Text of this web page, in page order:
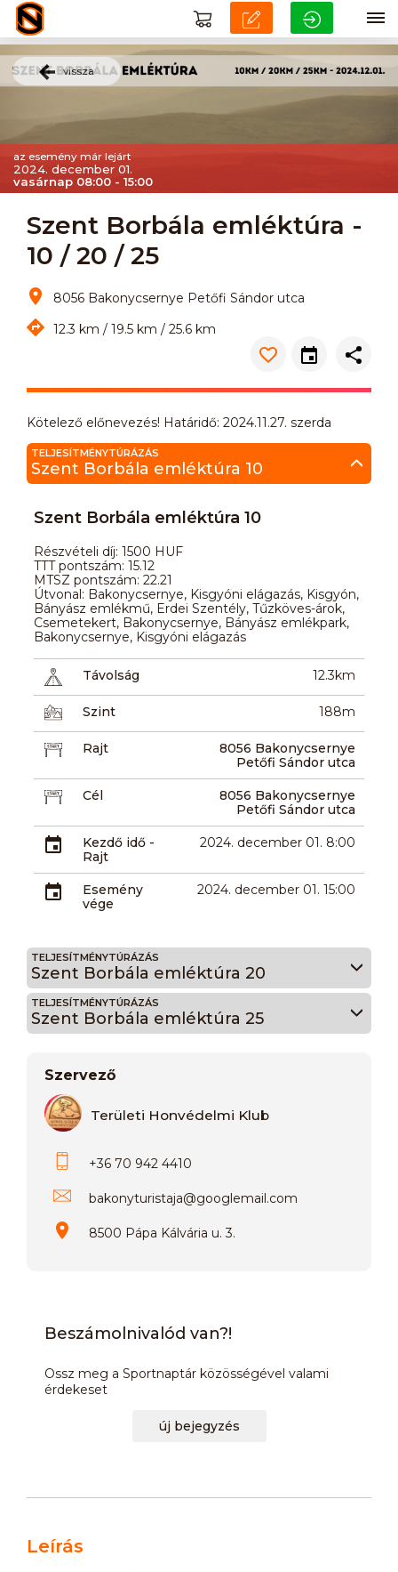
vissza
az esemény már lejárt
2024. december 01.
vasárnap 08:00 - 15:00
Szent Borbála emléktúra -
10 / 20 / 25
8056 Bakonycsernye Petőfi Sándor utca
12.3 km / 19.5 km / 25.6 km
Kötelező előnevezés! Határidő: 2024.11.27. szerda
TELJESÍTMÉNYTÚRÁZÁS
Szent Borbála emléktúra 10
Szent Borbála emléktúra 10
Részvételi díj: 1500 HUF
TTT pontszám: 15.12
MTSZ pontszám: 22.21
Útvonal: Bakonycsernye, Kisgyóni elágazás, Kisgyón,
Bányász emlékmű, Erdei Szentély, Tűzköves-árok,
Csemetekert, Bakonycsernye, Bányász emlékpark,
Bakonycsernye, Kisgyóni elágazás
Távolság 12.3km
Szint 188m
Rajt
8056 Bakonycsernye
Petőfi Sándor utca
Cél
8056 Bakonycsernye
Petőfi Sándor utca
Kezdő idő -
Rajt
2024. december 01. 8:00
Esemény
vége
2024. december 01. 15:00
TELJESÍTMÉNYTÚRÁZÁS
Szent Borbála emléktúra 20
TELJESÍTMÉNYTÚRÁZÁS
Szent Borbála emléktúra 25
Szervező
Területi Honvédelmi Klub
+36 70 942 4410
bakonyturistaja@googlemail.com
8500 Pápa Kálvária u. 3.
Beszámolnivalód van?!
Ossz meg a Sportnaptár közösségével valami
érdekeset
új bejegyzés
Leírás